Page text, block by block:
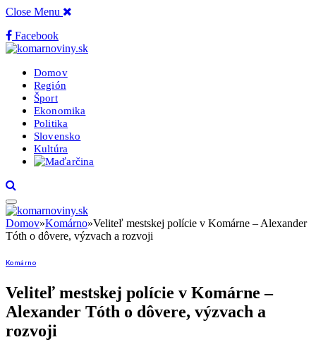
Close Menu
Facebook
Domov
Región
Šport
Ekonomika
Politika
Slovensko
Kultúra
Domov»Komárno»Veliteľ mestskej polície v Komárne – Alexander
Tóth o dôvere, výzvach a rozvoji
Komárno
Veliteľ mestskej polície v Komárne –
Alexander Tóth o dôvere, výzvach a
rozvoji